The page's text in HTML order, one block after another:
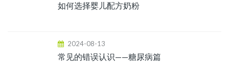
如何选择婴儿配方奶粉
2024-08-13
常见的错误认识——糖尿病篇